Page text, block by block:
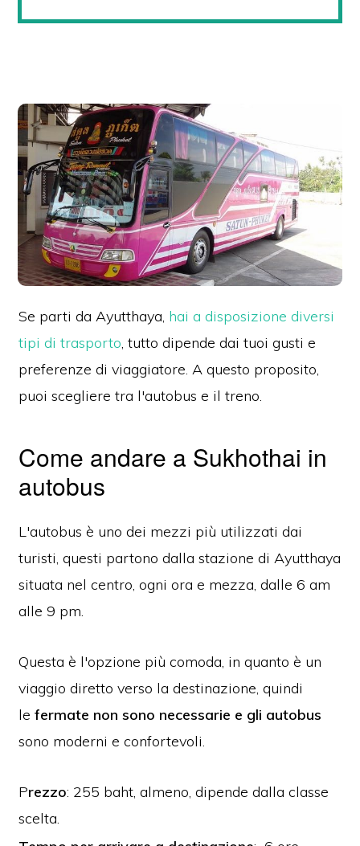
Se parti da Ayutthaya, hai a disposizione diversi
tipi di trasporto, tutto dipende dai tuoi gusti e
preferenze di viaggiatore.A questo proposito,
puoi scegliere tra l'autobus e il treno.
Come andare a Sukhothai in
autobus
L'autobus è uno dei mezzi più utilizzati dai
turisti, questi partono dalla stazione di Ayutthaya
situata nel centro, ogni ora e mezza, dalle 6 am
alle 9 pm.
Questa è l'opzione più comoda, in quanto è un
viaggio diretto verso la destinazione, quindi
lefermate non sono necessarie e gli autobus
sono moderni e confortevoli.
Prezzo: 255 baht, almeno, dipende dalla classe
scelta.